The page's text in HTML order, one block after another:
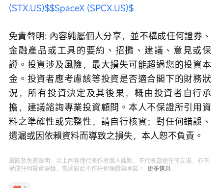
(STX.US)$$SpaceX (SPCX.US)$
免責聲明: 內容純屬個人分享，並不構成任何證券、
金融產品或工具的要約、招攬、建議、意見或保
證。投資涉及風險，最大損失可能超過您的投資本
金。投資者應考慮該等投資是否適合閣下的財務狀
況，所有投資決定及其後果，概由投資者自行承
擔，建議諮詢專業投資顧問。本⼈不保證所引用資
料之準確性或完整性，請自行核實；對任何錯誤、
遺漏或因依賴資料而導致之損失，本人恕不負責。
風險及免責聲明：以上內容僅代表作者個人觀點，不代表富途任何立場，亦不
構成任何投資建議，富途對此不作任何保證與承諾。
更多信息